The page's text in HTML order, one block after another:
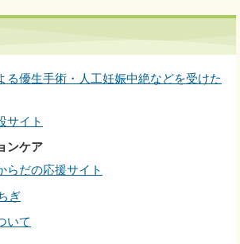
る優生手術・人工妊娠中絶などを受けた
サイト
ンケア
らだの応援サイト
ぎ
いて